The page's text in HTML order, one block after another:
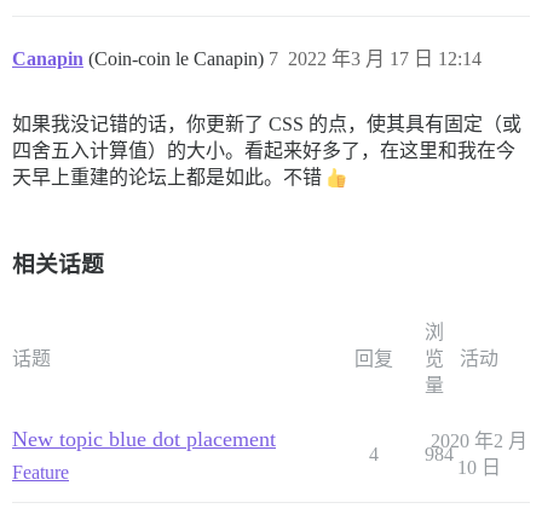
Canapin (Coin-coin le Canapin) 2022 年3 月 17 日 12:14
7
如果我没记错的话，你更新了 CSS 的点，使其具有固定（或
四舍五入计算值）的大小。看起来好多了，在这里和我在今
天早上重建的论坛上都是如此。不错
相关话题
话题 回复
浏
览
量
活动
New topic blue dot placement
Feature
4 984
2020 年2 月
10 日